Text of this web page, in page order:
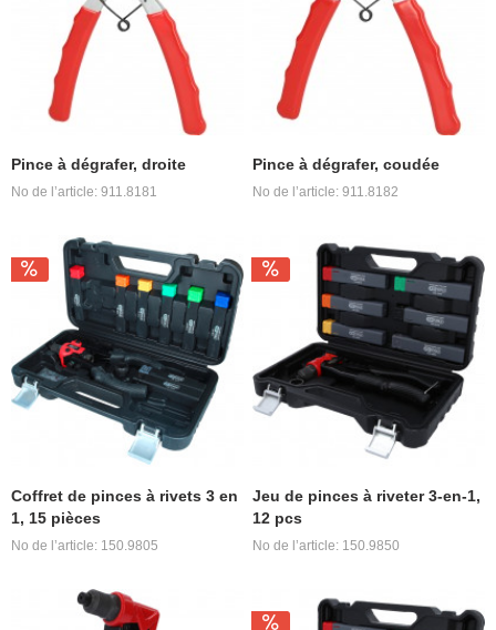
Pince à dégrafer, droite
No de l’article: 911.8181
Pince à dégrafer, coudée
No de l’article: 911.8182
Coffret de pinces à rivets 3 en
1, 15 pièces
No de l’article: 150.9805
Jeu de pinces à riveter 3-en-1,
12 pcs
No de l’article: 150.9850